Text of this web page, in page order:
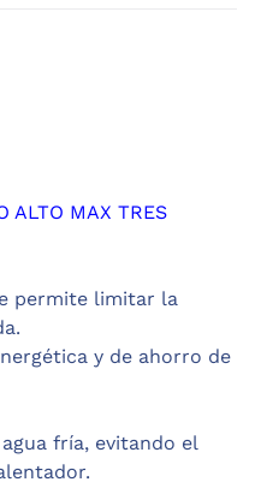
ALTO MAX TRES
permite limitar la
y de ahorro de
fría, evitando el